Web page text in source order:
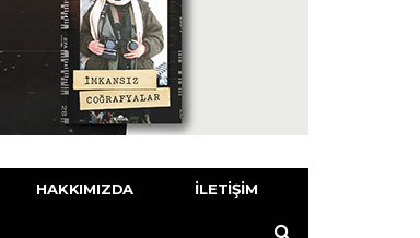
HAKKIMIZDA İLETIŞIM